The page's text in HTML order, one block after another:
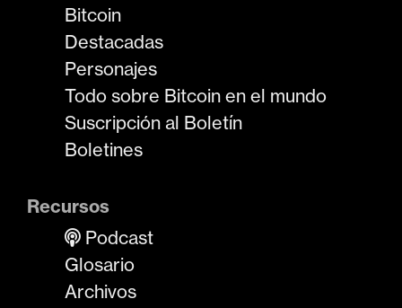
Bitcoin
Destacadas
Personajes
Todo sobre Bitcoin en el mundo
Suscripción al Boletín
Boletines
Recursos
Podcast
Glosario
Archivos